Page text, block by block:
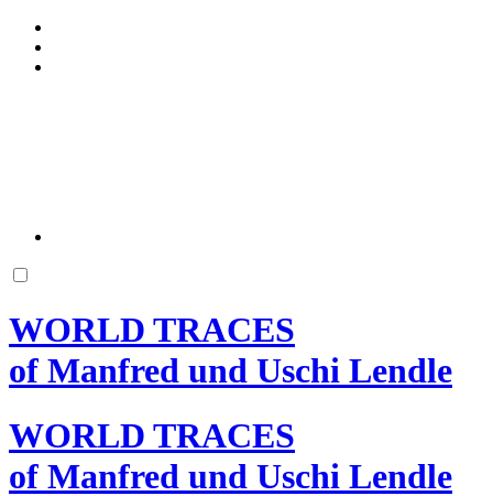
WORLD TRACES
of Manfred und Uschi Lendle
WORLD TRACES
of Manfred und Uschi Lendle